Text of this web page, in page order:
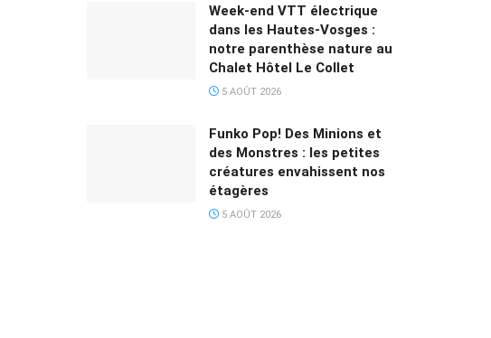
Week-end VTT électrique
dans les Hautes-Vosges :
notre parenthèse nature au
Chalet Hôtel Le Collet
5 AOÛT 2026
Funko Pop! Des Minions et
des Monstres : les petites
créatures envahissent nos
étagères
5 AOÛT 2026